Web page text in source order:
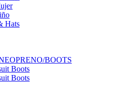
Hats
BOOTS
Boots
Boots